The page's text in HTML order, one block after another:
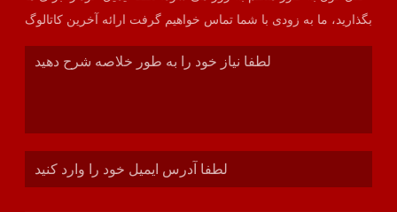
بگذارید، ما به زودی با شما تماس خواهیم گرفت ارائه آخرین کاتالوگ